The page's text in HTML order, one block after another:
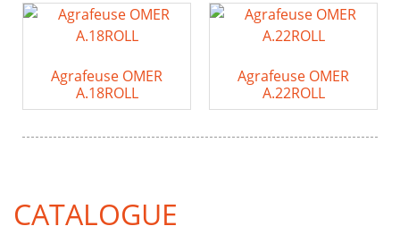
CATALOGUE
Agrafeuse OMER
A.18ROLL
Agrafeuse OMER
A.22ROLL